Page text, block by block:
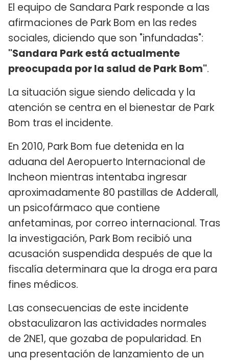
El equipo de Sandara Park responde a las
afirmaciones de Park Bom en las redes
sociales, diciendo que son "infundadas":
"Sandara Park está actualmente
preocupada por la salud de Park Bom".
La situación sigue siendo delicada y la
atención se centra en el bienestar de Park
Bom tras el incidente.
En 2010, Park Bom fue detenida en la
aduana del Aeropuerto Internacional de
Incheon mientras intentaba ingresar
aproximadamente 80 pastillas de Adderall,
un psicofármaco que contiene
anfetaminas, por correo internacional. Tras
la investigación, Park Bom recibió una
acusación suspendida después de que la
fiscalía determinara que la droga era para
fines médicos.
Las consecuencias de este incidente
obstaculizaron las actividades normales
de 2NE1, que gozaba de popularidad. En
una presentación de lanzamiento de un